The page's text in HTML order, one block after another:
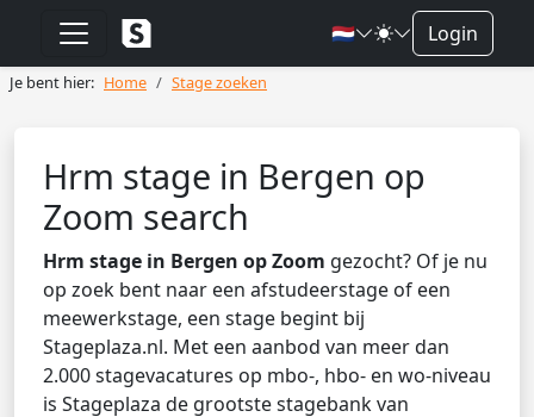
🇳🇱 Login
Je bent hier: Home Stage zoeken
Hrm stage in Bergen op
Zoom search
Hrm stage in Bergen op Zoom gezocht? Of je nu
op zoek bent naar een afstudeerstage of een
meewerkstage, een stage begint bij
Stageplaza.nl. Met een aanbod van meer dan
2.000 stagevacatures op mbo-, hbo- en wo-niveau
is Stageplaza de grootste stagebank van